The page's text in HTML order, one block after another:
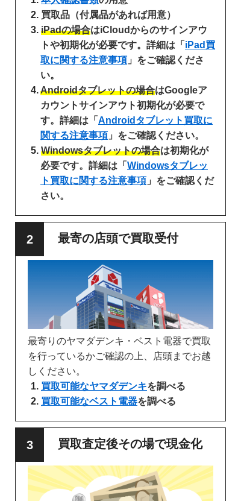
買取品（付属品があれば用意）
iPadの場合はiCloudからのサインアウ
トや初期化が必要です。詳細は「 iPad買
取に関する注意事項 」をご確認くださ
い。
Androidタブレットの場合はGoogleア
カウントサインアウト初期化が必要で
す。詳細は「 Androidタブレット買取に
関する注意事項 」をご確認ください。
Windowsタブレットの場合は初期化が
必要です。詳細は「 Windowsタブレッ
ト買取に関する注意事項 」をご確認くだ
さい。
最寄の店頭で買取受付
最寄りのヤマダデンキ・ベスト電器で買取
を行っているかご確認の上、店頭までお越
しください。
買取可能なヤマダデンキを調べる
買取可能なベスト電器を調べる
買取査定後その場で現金化